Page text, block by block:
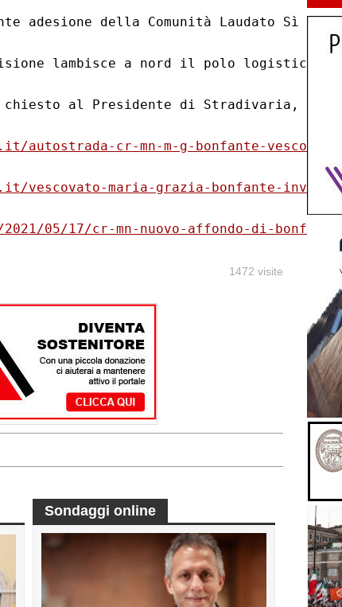
adesione della Comunità Laudato Sì
lambisce a nord il polo logistico.
chiesto al Presidente di Stradivaria,
autostrada-cr-mn-m-g-bonfante-
vescovato-maria-grazia-bonfante-
05/17/cr-mn-nuovo-affondo-di-
1472 visite
Sondaggi online